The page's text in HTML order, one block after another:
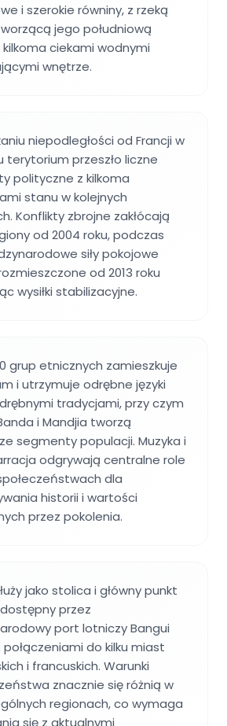
i szerokie równiny, z rzeką
jego południową
ciekami wodnymi
wnętrze.
niepodległości od Francji w
terytorium przeszło liczne
polityczne z kilkoma
stanu w kolejnych
Konflikty zbrojne zakłócają
od 2004 roku, podczas
siły pokojowe
od 2013 roku
wysiłki stabilizacyjne.
grup etnicznych zamieszkuje
i utrzymuje odrębne języki
tradycjami, przy czym
i Mandjia tworzą
segmenty populacji. Muzyka i
odgrywają centralne role
dla
historii i wartości
przez pokolenia.
jako stolica i główny punkt
przez
port lotniczy Bangui
połączeniami do kilku miast
i francuskich. Warunki
znacznie się różnią w
regionach, co wymaga
się z aktualnymi